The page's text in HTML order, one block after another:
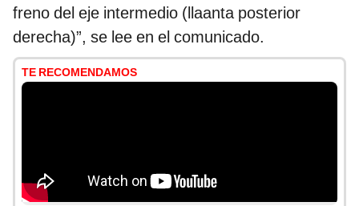
freno del eje intermedio (llaanta posterior
derecha)”, se lee en el comunicado.
TE RECOMENDAMOS